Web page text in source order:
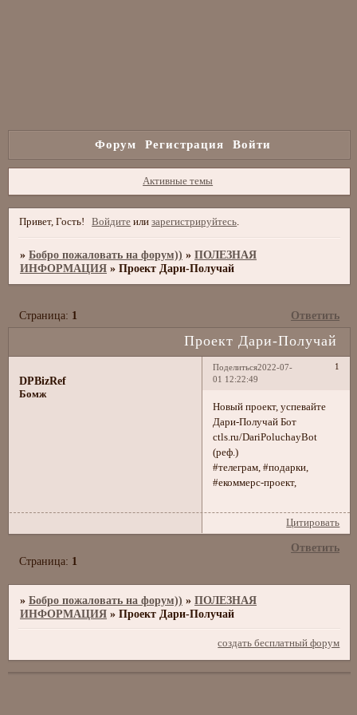
Форум Регистрация Войти
Активные темы
Привет, Гость! Войдите илизарегистрируйтесь
»Бобро пожаловать на форум)) »ПОЛЕЗНАЯ
ИНФОРМАЦИЯ »Проект Дари-Получай
Проект Дари-Получай
Страница: 1 Ответить
Поделиться 1
2022-07-
01 12:22:49
DPBizRef
Бомж
Новый проект, успевайте
Дари-Получай Бот
ctls.ru/DariPoluchayBot
(реф.)
#телеграм, #подарки,
#екоммерс-проект,
Цитировать
Ответить
Страница: 1
»Бобро пожаловать на форум)) »ПОЛЕЗНАЯ
ИНФОРМАЦИЯ »Проект Дари-Получай
создать бесплатный форум